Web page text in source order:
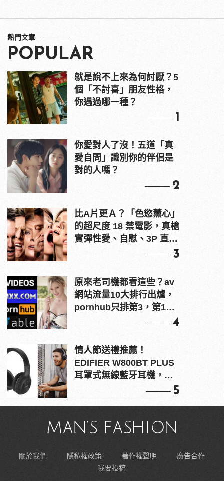
熱門文章
POPULAR
就是說不上來為何討厭？5
個「不討喜」朋友性格，
你遇過哪一種？
1
你愛對人了沒！五道「真
愛自問」識別你的伴侶是
對的人嗎？
2
比A片更Ａ？「色慾薰心」
的超尺度 18 禁電影，真槍
實彈性愛、自慰、3P 直接
3
原來老司機都看這些？av
網站流量10大排行出爐，
pornhub只排第3，第1名
4
情人節送禮推薦！
EDIFIER W800BT PLUS
耳罩式無線藍牙耳機，在
5
關於我們 隱私權政策 著作權聲明
廣告合作
我要投稿